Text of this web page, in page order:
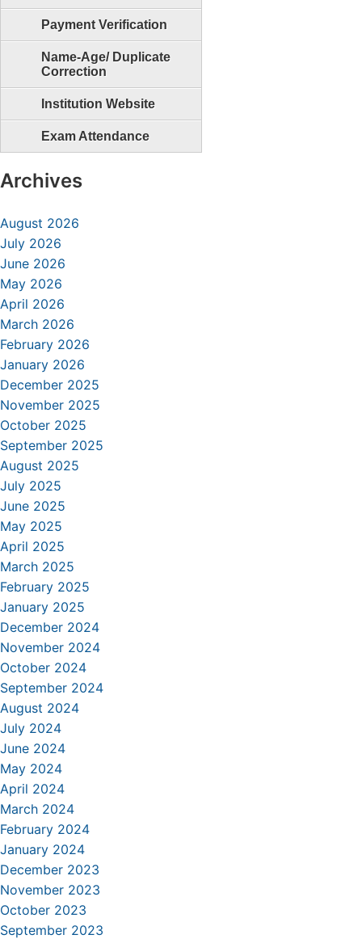
Payment Verification
Name-Age/ Duplicate
Correction
Institution Website
Exam Attendance
Archives
August 2026
July 2026
June 2026
May 2026
April 2026
March 2026
February 2026
January 2026
December 2025
November 2025
October 2025
September 2025
August 2025
July 2025
June 2025
May 2025
April 2025
March 2025
February 2025
January 2025
December 2024
November 2024
October 2024
September 2024
August 2024
July 2024
June 2024
May 2024
April 2024
March 2024
February 2024
January 2024
December 2023
November 2023
October 2023
September 2023